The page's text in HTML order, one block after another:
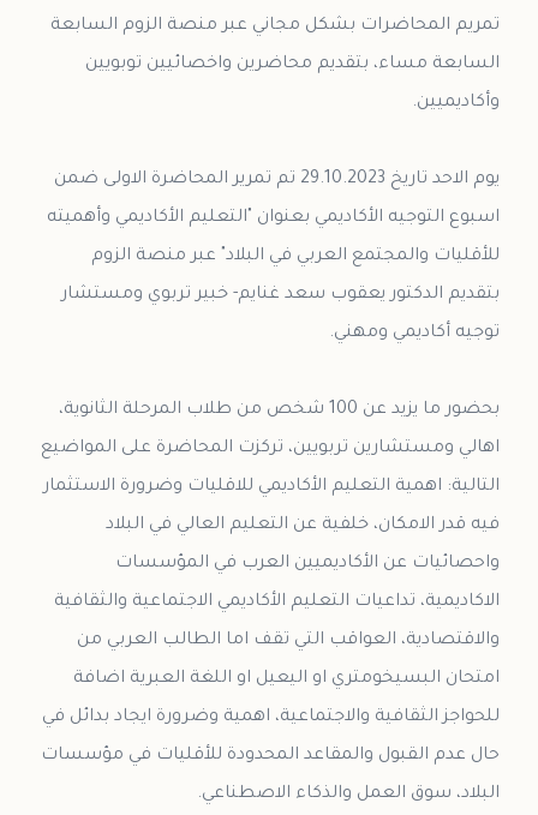
تمريم المحاضرات بشكل مجاني عبر منصة الزوم السابعة
السابعة مساء، بتقديم محاضرين واخصائيين توبويين
يوم الاحد تاريخ 29.10.2023 تم تمرير المحاضرة الاولى ضمن
اسبوع التوجيه الأكاديمي بعنوان "التعليم الأكاديمي وأهميته
للأقليات والمجتمع العربي في البلاد" عبر منصة الزوم
بتقديم الدكتور يعقوب سعد غنايم- خبير تربوي ومستشار
بحضور ما يزيد عن 100 شخص من طلاب المرحلة الثانوية،
اهالي ومستشارين تربويين، تركزت المحاضرة على المواضيع
التالية: اهمية التعليم الأكاديمي للاقليات وضرورة الاستثمار
فيه قدر الامكان، خلفية عن التعليم العالي في البلاد
واحصائيات عن الأكاديميين العرب في المؤسسات
الاكاديمية، تداعيات التعليم الأكاديمي الاجتماعية والثقافية
والاقتصادية، العواقب التي تقف اما الطالب العربي من
امتحان البسيخومتري او اليعيل او اللغة العبرية اضافة
للحواجز الثقافية والاجتماعية، اهمية وضرورة ايجاد بدائل في
حال عدم القبول والمقاعد المحدودة للأقليات في مؤسسات